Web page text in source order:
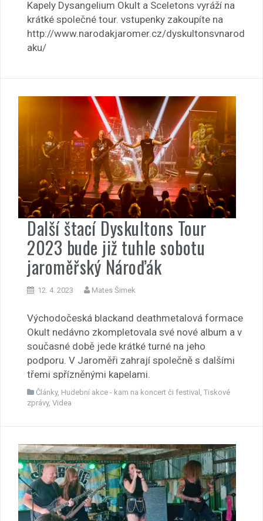
Kapely Dysangelium Okult a Sceletons vyráží na
krátké společné tour. vstupenky zakoupíte na
http://www.narodakjaromer.cz/dyskultonsvnarod
aku/
Další štací Dyskultons Tour
2023 bude již tuhle sobotu
jaroměřský Nároďák
12. 4. 2023 Mates Šimek
Východočeská blackand deathmetalová formace
Okult nedávno zkompletovala své nové album a v
současné době jede krátké turné na jeho
podporu. V Jaroměři zahrají společně s dalšími
třemi spřízněnými kapelami.
Články, Hudební akce - kam na koncert či festival Tiskové
zprávy, Videa